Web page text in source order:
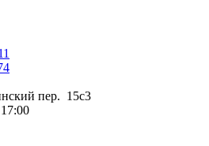
пер. 15с3